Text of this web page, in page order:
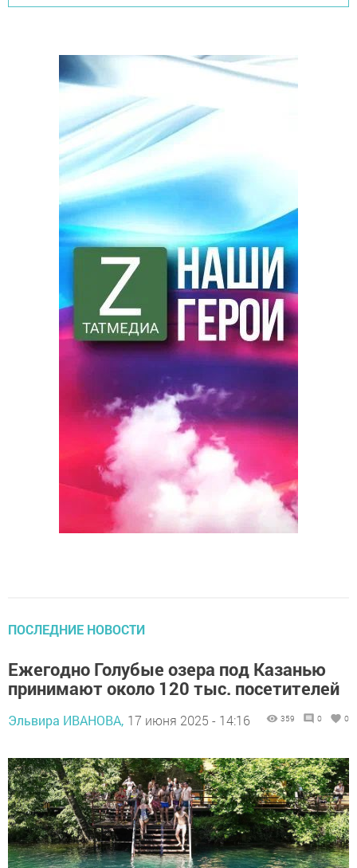
ПОСЛЕДНИЕ НОВОСТИ
Ежегодно Голубые озера под Казанью
принимают около 120 тыс. посетителей
Эльвира ИВАНОВА, 17 июня 2025 - 14:16 359 0 0